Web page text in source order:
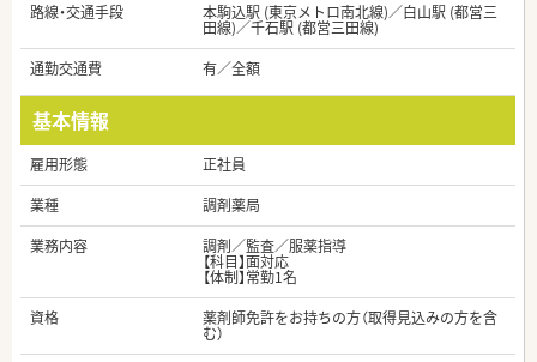
路線・交通手段 本駒込駅 (東京メトロ南北線)／白山駅 (都営三
田線)／千石駅 (都営三田線)
通勤交通費
有／全額
基本情報
雇用形態
正社員
業種
調剤薬局
業務内容
調剤／監査／服薬指導
【科目】面対応
【体制】常勤1名
資格
薬剤師免許をお持ちの方（取得見込みの方を含
む）